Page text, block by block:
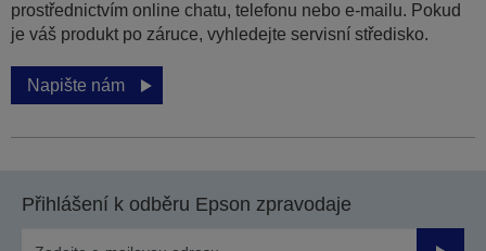
prostřednictvím online chatu, telefonu nebo e-mailu. Pokud
je váš produkt po záruce, vyhledejte servisní středisko.
Napište nám
Přihlášení k odběru Epson zpravodaje